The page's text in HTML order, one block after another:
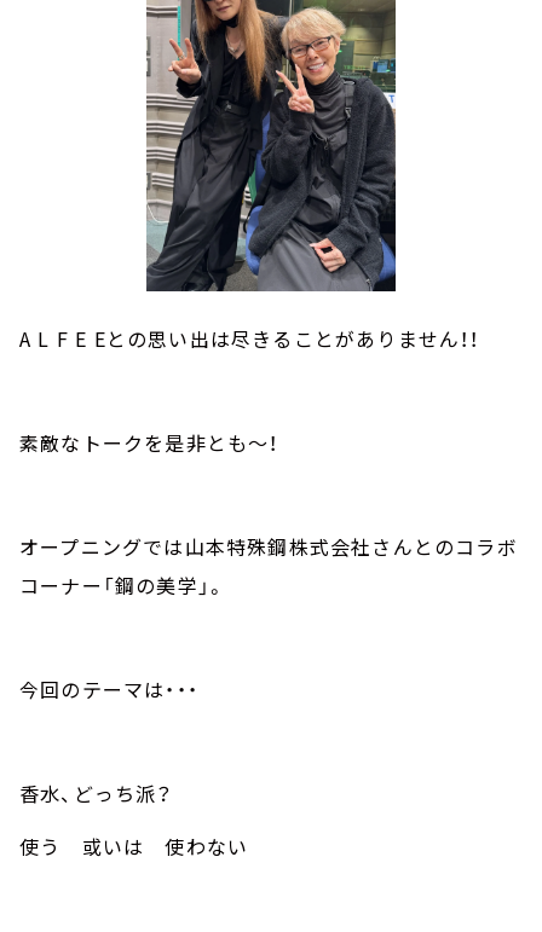
A L F E Eとの思い出は尽きることがありません！！
素敵なトークを是非とも～！
オープニングでは山本特殊鋼株式会社さんとのコラボ
コーナー「鋼の美学」。
今回のテーマは・・・
香水、どっち派？
使う 或いは 使わない